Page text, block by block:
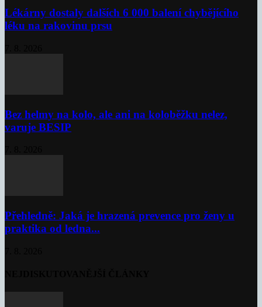
Lékárny dostaly dalších 6 000 balení chybějícího
léku na rakovinu prsu
Bez helmy na kolo, ale ani na koloběžku nelez,
varuje BESIP
Přehledně: Jaká je hrazená prevence pro ženy u
praktika od ledna...